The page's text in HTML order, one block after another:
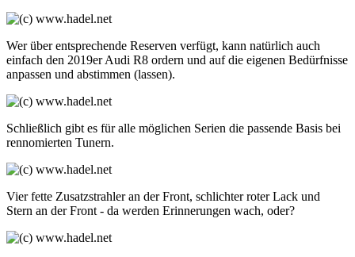
Wer über entsprechende Reserven verfügt, kann natürlich auch
einfach den 2019er Audi R8 ordern und auf die eigenen Bedürfnisse
anpassen und abstimmen (lassen).
Schließlich gibt es für alle möglichen Serien die passende Basis bei
rennomierten Tunern.
Vier fette Zusatzstrahler an der Front, schlichter roter Lack und
Stern an der Front - da werden Erinnerungen wach, oder?